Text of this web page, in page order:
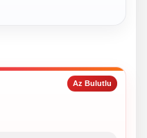
Az Bulutlu